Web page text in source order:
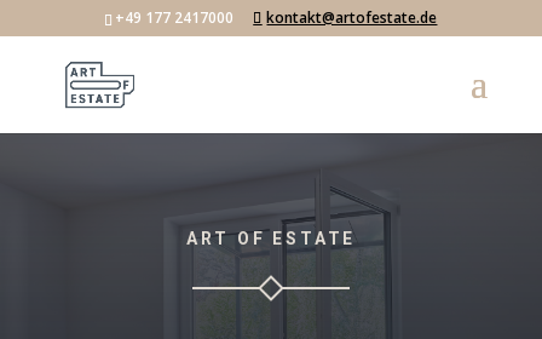
+49 177 2417000 kontakt@artofestate.de
ART OF ESTATE